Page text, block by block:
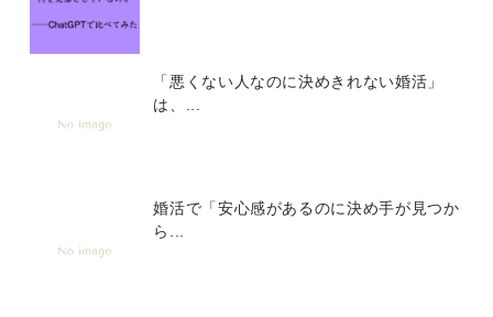
「悪くない人なのに決めきれない婚活」
は、...
婚活で「安心感があるのに決め手が見つか
ら...